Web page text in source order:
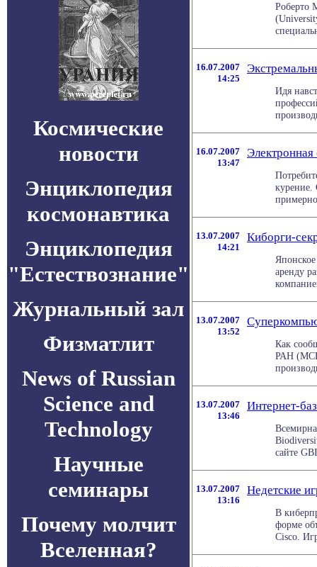
Космические
новости
Энциклопедия
космонавтика
Энциклопедия
"Естествознание"
Журнальный зал
Физматлит
News of Russian
Science and
Technology
Научные
семинары
Почему молчит
Вселенная?
Роберто
16.07.2007
14:25
Идя
16.07.2007
13:47
Электронная
курение.
13.07.2007
14:21
Киборги-
аренду
13.07.2007
13:52
Как
РАН (МСЦ
13.07.2007
13:46
Интернет-
сайте
13.07.2007
13:16
Недетские
В
форме
Cisco.